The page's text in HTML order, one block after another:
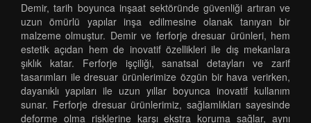
Demir, tarih boyunca inşaat sektöründe güvenliği artıran ve
uzun ömürlü yapılar inşa edilmesine olanak tanıyan bir
malzeme olmuştur. Demir ve ferforje dresuar ürünleri, hem
estetik açıdan hem de inovatif özellikleri ile dış mekanlara
şıklık katar. Ferforje işçiliği, sanatsal detayları ve zarif
tasarımları ile dresuar ürünlerimize özgün bir hava verirken,
dayanıklı yapıları ile uzun yıllar boyunca inovatif kullanım
sunar. Ferforje dresuar ürünlerimiz, sağlamlıkları sayesinde
deforme olma risklerine karşı ekstra koruma sağlar, aynı